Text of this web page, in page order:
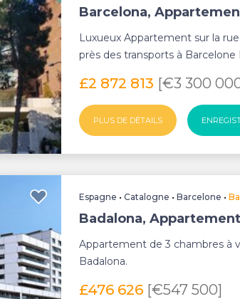
Barcelona,
Luxueux Appartement sur la
près des transports à Barcelone
£2 872 813 [€3 300
PLUS DE DÉTAILS
Espagne •Catalogne •Barcelone •
Badalona, Appartement
Appartement de 3 chambres à
Badalona.
£476 626 [€547 500]